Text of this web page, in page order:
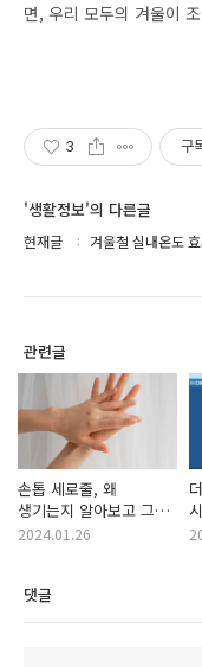
면, 우리 모두의 겨울이
3 구
'생활정보'의 다른글
현재글 겨울철 실내온도
관련글
손톱 세로줄, 왜
생기는지 알아보고 그
이유와 함께 해결법
2024.01.26
댓글